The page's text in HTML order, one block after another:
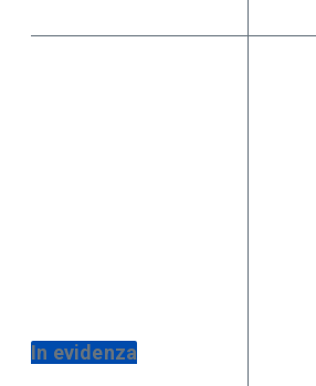
In evidenza